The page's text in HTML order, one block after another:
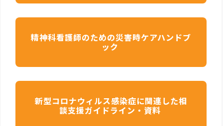
精神科看護師のための災害時ケアハンドブ
ック
新型コロナウィルス感染症に関連した相
談支援ガイドライン・資料